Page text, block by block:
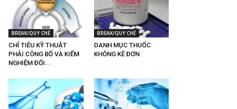
BREAK/QUY CHẾ
CHỈ TIÊU KỸ THUẬT
PHẢI CÔNG BỐ VÀ KIỂM
NGHIỆM ĐỐI...
BREAK/QUY CHẾ
DANH MỤC THUỐC
KHÔNG KÊ ĐƠN